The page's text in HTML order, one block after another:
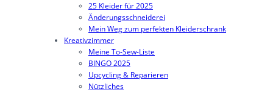
25 Kleider für 2025
Änderungsschneiderei
Mein Weg zum perfekten Kleiderschrank
Kreativzimmer
Meine To-Sew-Liste
BINGO 2025
Upcycling & Reparieren
Nützliches